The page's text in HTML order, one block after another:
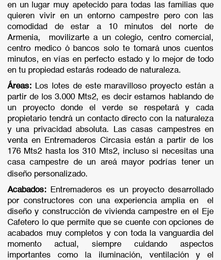
en un lugar muy apetecido para todas las familias que
quieren vivir en un entorno campestre pero con las
comodidad de estar a 10 minutos del norte de
Armenia, movilizarte a un colegio, centro comercial,
centro medico ó bancos solo te tomará unos cuentos
minutos, en vías en perfecto estado y lo mejor de todo
en tu propiedad estarás rodeado de naturaleza.
Áreas: Los lotes de este maravilloso proyecto están a
partir de los 3.000 Mts2, es decir estamos hablando de
un proyecto donde el verde se respetará y cada
propietario tendrá un contacto directo con la naturaleza
y una privacidad absoluta. Las casas campestres en
venta en Entremaderos Circasia están a partir de los
176 Mts2 hasta los 310 Mts2, incluso si necesitas una
casa campestre de un areá mayor podrías tener un
diseño personalizado.
Acabados:
Entremaderos es un proyecto desarrollado
por constructores con una experiencia amplia en el
diseño y construcción de vivienda campestre en el Eje
Cafetero lo que permite que se cuente con opciones de
acabados muy completos y con toda la vanguardia del
momento actual, siempre cuidando aspectos
importantes como la iluminación, ventilación y el